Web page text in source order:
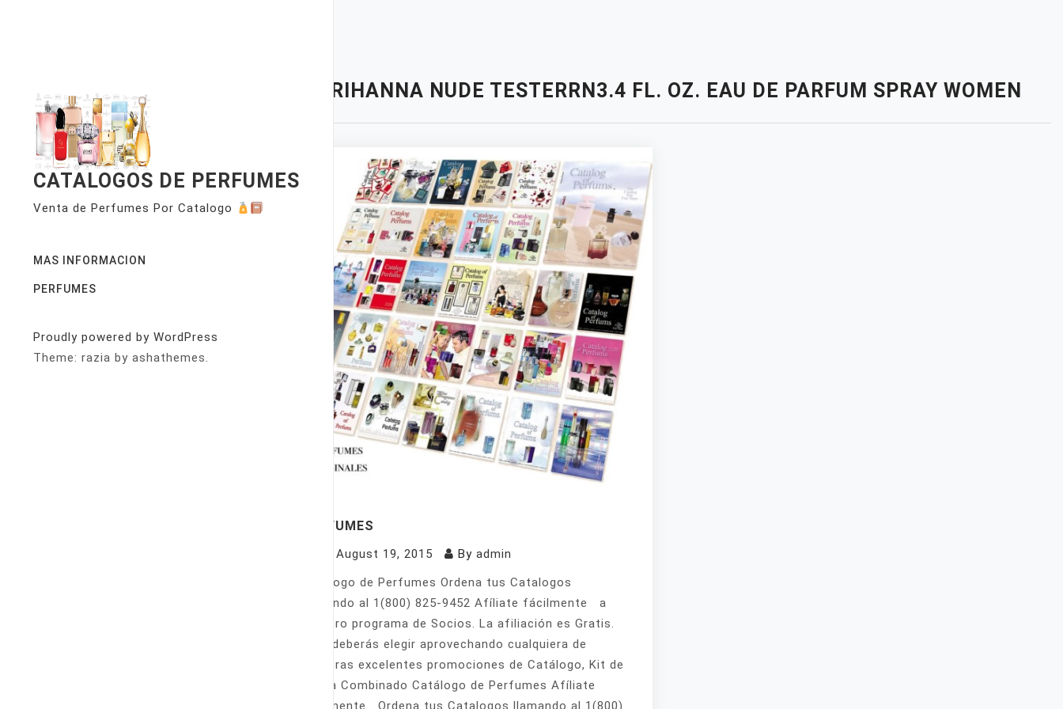
CATALOGOS DE PERFUMES
Venta de Perfumes Por Catalogo
MAS INFORMACION
PERFUMES
Proudly powered by WordPress
Theme: razia by ashathemes.
RIHANNA NUDE TESTERRN3.4 FL. OZ. EAU DE PARFUM SPRAY WOMEN
PERFUMES
August 19, 2015 By admin
Catálogo de Perfumes Ordena tus Catalogos
llamando al 1(800) 825-9452 Afíliate fácilmente a
nuestro programa de Socios. La afiliación es Gratis.
Sólo deberás elegir aprovechando cualquiera de
nuestras excelentes promociones de Catálogo, Kit de
Venta Combinado Catálogo de Perfumes Afíliate
fácilmente Ordena tus Catalogos llamando al 1(800)